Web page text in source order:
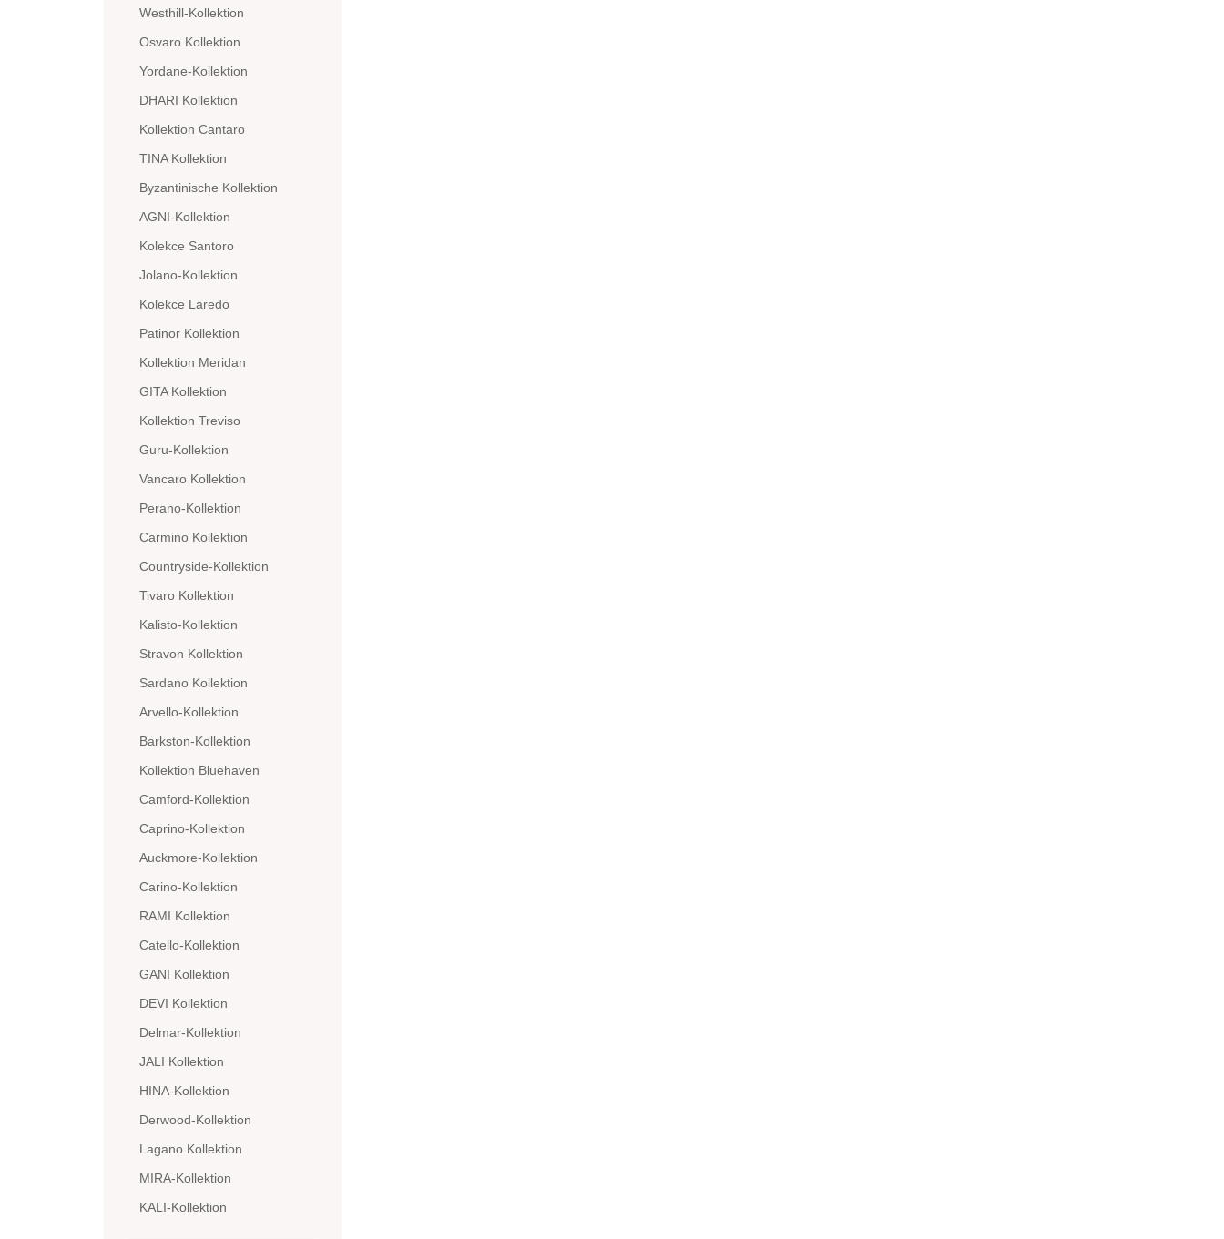
Westhill-Kollektion
Osvaro Kollektion
Yordane-Kollektion
DHARI Kollektion
Kollektion Cantaro
TINA Kollektion
Byzantinische Kollektion
AGNI-Kollektion
Kolekce Santoro
Jolano-Kollektion
Kolekce Laredo
Patinor Kollektion
Kollektion Meridan
GITA Kollektion
Kollektion Treviso
Guru-Kollektion
Vancaro Kollektion
Perano-Kollektion
Carmino Kollektion
Countryside-Kollektion
Tivaro Kollektion
Kalisto-Kollektion
Stravon Kollektion
Sardano Kollektion
Arvello-Kollektion
Barkston-Kollektion
Kollektion Bluehaven
Camford-Kollektion
Caprino-Kollektion
Auckmore-Kollektion
Carino-Kollektion
RAMI Kollektion
Catello-Kollektion
GANI Kollektion
DEVI Kollektion
Delmar-Kollektion
JALI Kollektion
HINA-Kollektion
Derwood-Kollektion
Lagano Kollektion
MIRA-Kollektion
KALI-Kollektion